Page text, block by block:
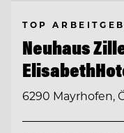
TOP
Neuhaus
6290 Mayrhofen,